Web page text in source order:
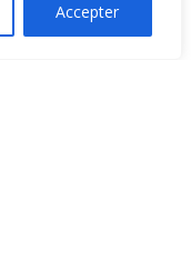
Accepter